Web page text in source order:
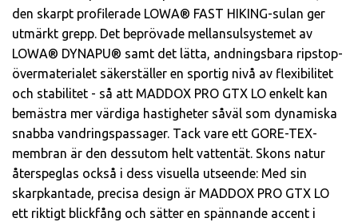
den skarpt profilerade LOWA® FAST HIKING-sulan ger
utmärkt grepp. Det beprövade mellansulsystemet av
LOWA® DYNAPU® samt det lätta, andningsbara ripstop-
övermaterialet säkerställer en sportig nivå av flexibilitet
och stabilitet - så att MADDOX PRO GTX LO enkelt kan
bemästra mer värdiga hastigheter såväl som dynamiska
snabba vandringspassager. Tack vare ett GORE-TEX-
membran är den dessutom helt vattentät. Skons natur
återspeglas också i dess visuella utseende: Med sin
skarpkantade, precisa design är MADDOX PRO GTX LO
ett riktigt blickfång och sätter en spännande accent i